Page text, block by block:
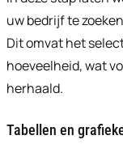
uw bedrijf te
Dit omvat het
hoeveelheid, wat
herhaald.
Tabellen en